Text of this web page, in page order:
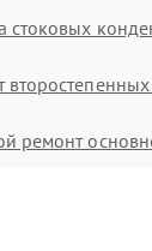
стоковых
ремонт